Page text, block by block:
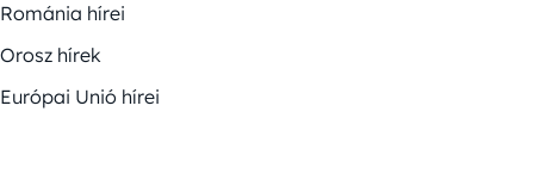
Románia hírei
Orosz hírek
Európai Unió hírei